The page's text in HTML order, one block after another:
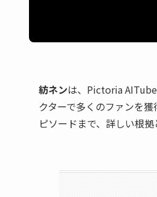
紡ネンは、Pictoria
クターで多くのファンを
ピソードまで、詳しい根